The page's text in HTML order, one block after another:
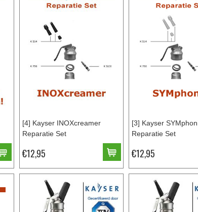
[4] Kayser INOXcreamer
Reparatie Set
€12,95
[3] Kayser
Reparatie Set
€12,95